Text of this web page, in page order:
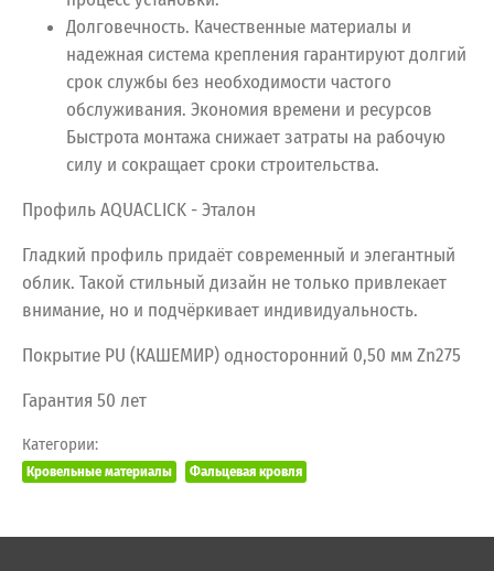
Долговечность. Качественные материалы и
надежная система крепления гарантируют долгий
срок службы без необходимости частого
обслуживания. Экономия времени и ресурсов
Быстрота монтажа снижает затраты на рабочую
силу и сокращает сроки строительства.
Профиль AQUACLICK - Эталон
Гладкий профиль придаёт современный и элегантный
облик. Такой стильный дизайн не только привлекает
внимание, но и подчёркивает индивидуальность.
Покрытие PU (КАШЕМИР) односторонний 0,50 мм Zn275
Гарантия 50 лет
Категории:
Кровельные материалы Фальцевая кровля